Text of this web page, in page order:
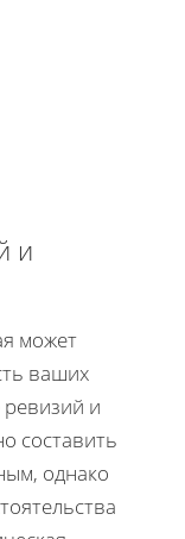
и
может
ваших
и
составить
однако